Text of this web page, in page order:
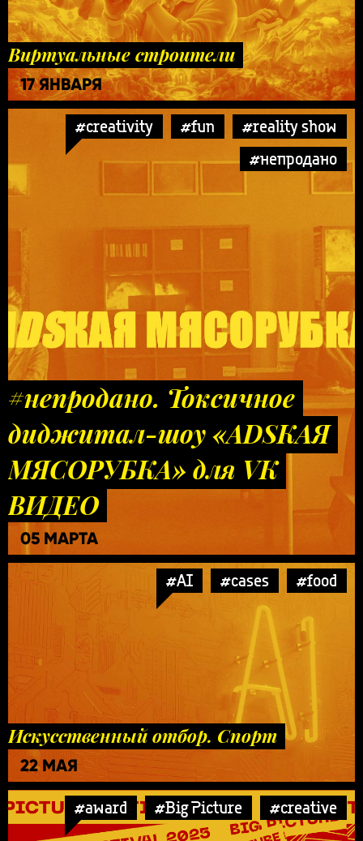
Виртуальные строители
17 ЯНВАРЯ
#creativity #fun
#reality show
#непродано
#непродано. Токсичное
диджитал-шоу «ADSКАЯ
МЯСОРУБКА» для VK
ВИДЕО
05 МАРТА
#AI #cases #food
Искусственный отбор. Спорт
22 МАЯ
#award #Big Picture #creative